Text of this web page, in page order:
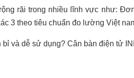
rãi trong nhiều lĩnh vực như:
3 theo tiêu chuẩn đo lường Việt
và dễ sử dụng? Cân bàn điện tử